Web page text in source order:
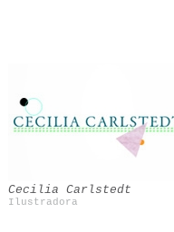
Cecilia Carlstedt
Ilustradora
Mini Rodini